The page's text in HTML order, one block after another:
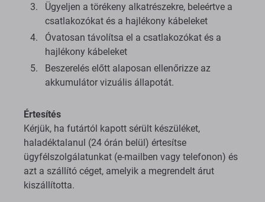
Ügyeljen a törékeny alkatrészekre, beleértve a
csatlakozókat és a hajlékony kábeleket
Óvatosan távolítsa el a csatlakozókat és a
hajlékony kábeleket
Beszerelés előtt alaposan ellenőrizze az
akkumulátor vizuális állapotát.
Értesítés
Kérjük, ha futártól kapott sérült készüléket,
haladéktalanul (24 órán belül) értesítse
ügyfélszolgálatunkat (e-mailben vagy telefonon) és
azt a szállító céget, amelyik a megrendelt árut
kiszállította.